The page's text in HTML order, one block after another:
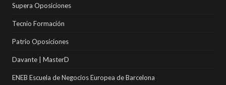
Supera Oposiciones
Tecnio Formación
Patrio Oposiciones
Davante | MasterD
ENEB Escuela de Negocios Europea de Barcelona